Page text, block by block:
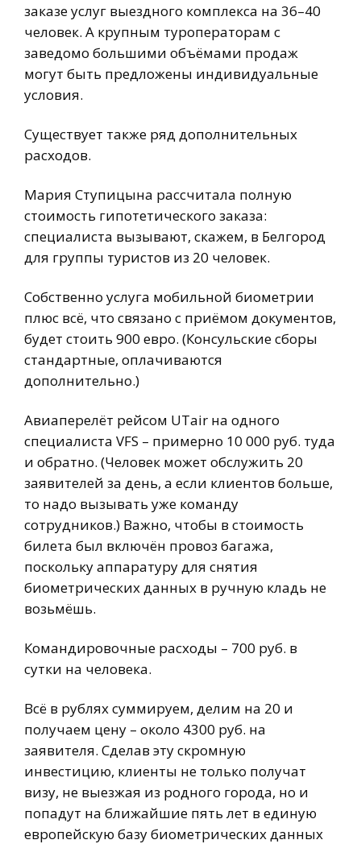
заказе услуг выездного комплекса на 36–40
человек. А крупным туроператорам с
заведомо большими объёмами продаж
могут быть предложены индивидуальные
условия.
Существует также ряд дополнительных
расходов.
Мария Ступицына рассчитала полную
стоимость гипотетического заказа:
специалиста вызывают, скажем, в Белгород
для группы туристов из 20 человек.
Собственно услуга мобильной биометрии
плюс всё, что связано с приёмом документов,
будет стоить 900 евро. (Консульские сборы
стандартные, оплачиваются
дополнительно.)
Авиаперелёт рейсом UTair на одного
специалиста VFS – примерно 10 000 руб. туда
и обратно. (Человек может обслужить 20
заявителей за день, а если клиентов больше,
то надо вызывать уже команду
сотрудников.) Важно, чтобы в стоимость
билета был включён провоз багажа,
поскольку аппаратуру для снятия
биометрических данных в ручную кладь не
возьмёшь.
Командировочные расходы – 700 руб. в
сутки на человека.
Всё в рублях суммируем, делим на 20 и
получаем цену – около 4300 руб. на
заявителя. Сделав эту скромную
инвестицию, клиенты не только получат
визу, не выезжая из родного города, но и
попадут на ближайшие пять лет в единую
европейскую базу биометрических данных